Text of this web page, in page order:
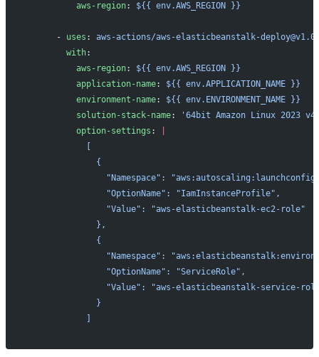
          aws-region
: ${{ env.AWS_REGION }}
      -
uses : aws-actions/aws-elasticbeanstalk-
        with
:
          aws-region
: ${{ env.AWS_REGION }}
          application-name
: ${{ env.APPLICATION_NAME }}
          environment-name
: ${{ env.ENVIRONMENT_NAME }}
          solution-stack-name
:
'64bit Amazon Linux 2023
          option-settings
:
              {
"Namespace":
                "OptionName": "IamInstanceProfile",
                "Value": "aws-elasticbeanstalk-ec2-role"
              },
              {
"Namespace":
                "OptionName": "ServiceRole",
"Value": "aws-elasticbeanstalk-service-
              }